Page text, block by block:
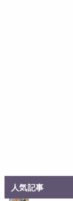
人気記事